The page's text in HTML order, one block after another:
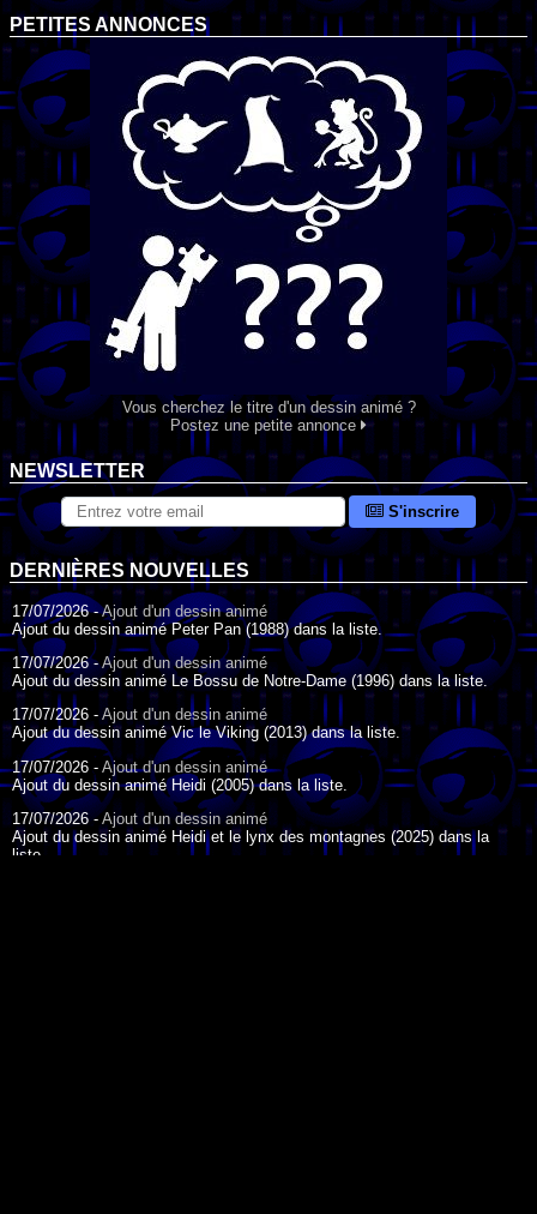
PETITES ANNONCES
Vous cherchez le titre d'un dessin animé ?
Postez une petite annonce
NEWSLETTER
S'inscrire
DERNIÈRES NOUVELLES
17/07/2026 -Ajout d'un dessin animé
Ajout du dessin animé Peter Pan (1988) dans la liste.
17/07/2026 -Ajout d'un dessin animé
Ajout du dessin animé Le Bossu de Notre-Dame (1996) dans la liste.
17/07/2026 - Ajout d'un dessin animé
Ajout du dessin animé Vic le Viking (2013) dans la liste.
17/07/2026 - Ajout d'un dessin animé
Ajout du dessin animé Heidi (2005) dans la liste.
17/07/2026 -Ajout d'un dessin animé
Ajout du dessin animé Heidi et le lynx des montagnes (2025) dans la
liste.